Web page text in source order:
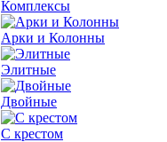
Комплексы
Арки и Колонны
Элитные
Двойные
С крестом